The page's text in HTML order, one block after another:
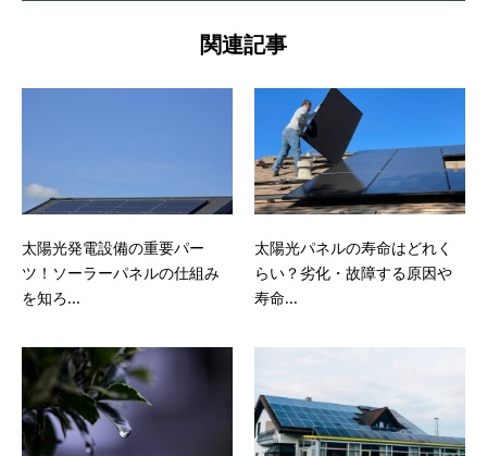
関連記事
太陽光発電設備の重要パー
ツ！ソーラーパネルの仕組み
を知ろ...
太陽光パネルの寿命はどれく
らい？劣化・故障する原因や
寿命...